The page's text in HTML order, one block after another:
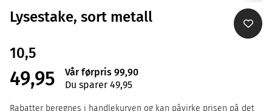
Lysestake, sort metall
10,5
49,95
Vår førpris 99,90
Du sparer 49,95
Rabatter beregnes i handlekurven og kan påvirke prisen på det